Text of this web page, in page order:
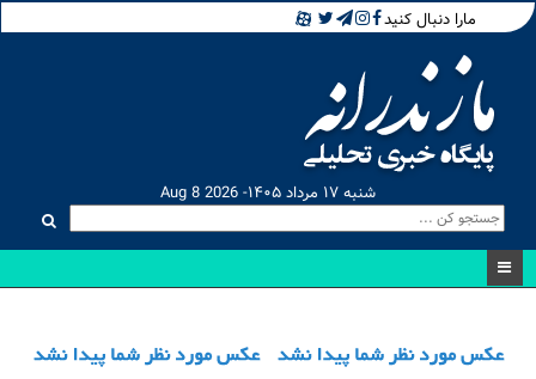
مارا دنبال کنید
شنبه ۱۷ مرداد ۱۴۰۵- Aug 8 2026